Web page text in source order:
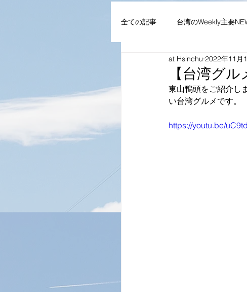
全ての記事 台湾のWeekly主要
AIoT・通信機器・ネットワーク
企業・組織 NEWS・社会文
【台湾グ
at Hsinchu 2022年11月
東山鴨頭をご紹介し
い台湾グルメです。
https://youtu.be/